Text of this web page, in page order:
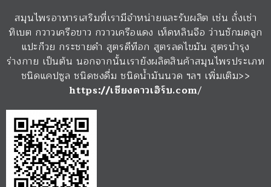
สมุนไพรอาหารเสริมที่เรามีจำหน่ายและรับผลิต เช่น ถั่งเช่า
ทิเบต กวาวเครือขาว กวาวเครือแดง เห็ดหลินจือ ว่านชักมดลูก
แปะก๊วย กระชายดำ สูตรดีท๊อก สูตรลดไขมัน สูตรบำรุง
ร่างกาย เป็นต้น นอกจากนั้นเรายังผลิตสินค้าสมุนไพรประเภท
ชนิดแคปซูล ชนิดชงดื่ม ชนิดน้ำมันนวด ฯลฯ เพิ่มเติม>>
https://เชียงดาวเฮิร์บ.com/